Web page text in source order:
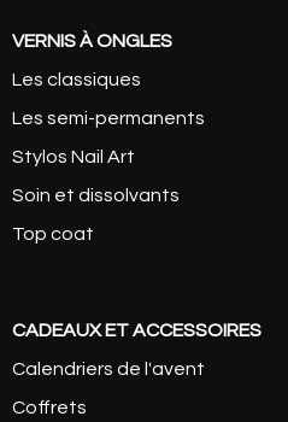
VERNIS À ONGLES
Les classiques
Les semi-permanents
Stylos Nail Art
Soin et dissolvants
Top coat
CADEAUX ET ACCESSOIRES
Calendriers de l'avent
Coffrets